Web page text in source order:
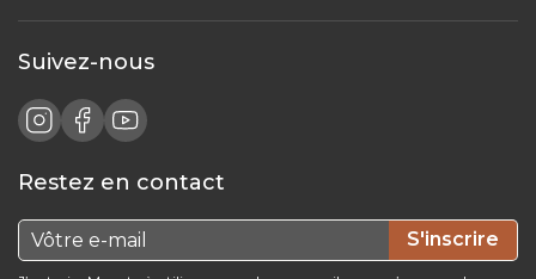
Suivez-nous
Restez en contact
S'inscrire